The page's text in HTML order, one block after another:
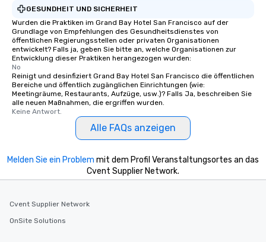
GESUNDHEIT UND SICHERHEIT
Wurden die Praktiken im Grand Bay Hotel San Francisco auf der
Grundlage von Empfehlungen des Gesundheitsdienstes von
öffentlichen Regierungsstellen oder privaten Organisationen
entwickelt? Falls ja, geben Sie bitte an, welche Organisationen zur
Entwicklung dieser Praktiken herangezogen wurden:
No
Reinigt und desinfiziert Grand Bay Hotel San Francisco die öffentlichen
Bereiche und öffentlich zugänglichen Einrichtungen (wie:
Meetingräume, Restaurants, Aufzüge, usw.)? Falls Ja, beschreiben Sie
alle neuen Maßnahmen, die ergriffen wurden.
Keine Antwort.
Alle FAQs anzeigen
Melden Sie ein Problem mit dem Profil Veranstaltungsortes an das
Cvent Supplier Network.
Cvent Supplier Network
OnSite Solutions